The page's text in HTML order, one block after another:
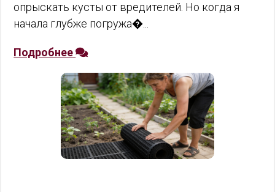
опрыскать кусты от вредителей. Но когда я
начала глубже погружа�...
Подробнее